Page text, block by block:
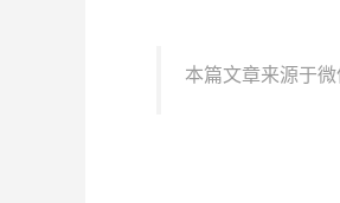
本篇文章来源于